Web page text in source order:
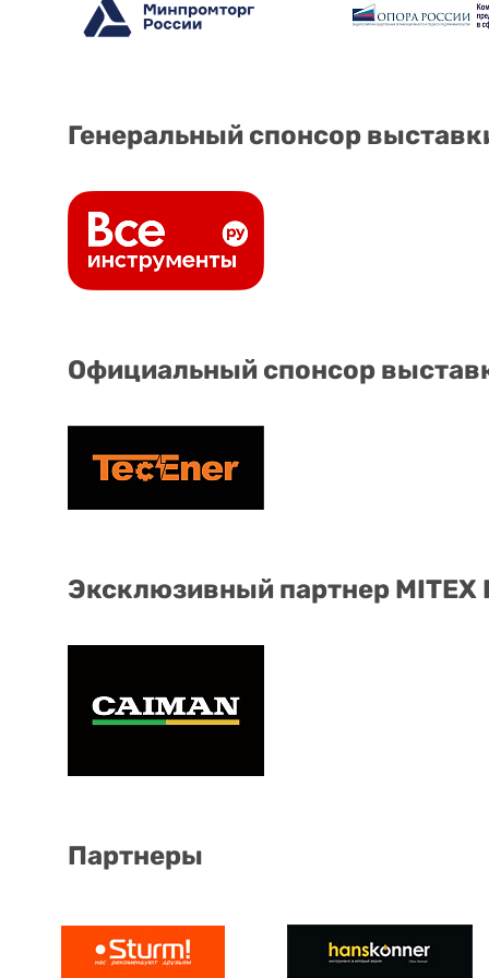
Генеральный спонсор
Официальный спонсор
Эксклюзивный партнер
Партнеры